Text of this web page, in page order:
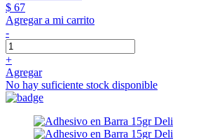
$ 67
Agregar a mi carrito
-
+
Agregar
No hay suficiente stock disponible